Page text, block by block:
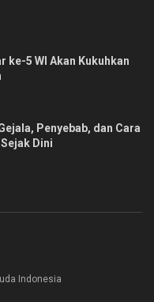
ke-5 WI Akan Kukuhkan
Penyebab, dan Cara
Dini
Indonesia